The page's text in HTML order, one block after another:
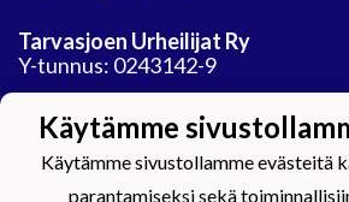
Tarvasjoen Urheilijat Ry
Y-tunnus: 0243142-9
Jäähalli
Auranmaan tekojaarata Oy
Areenatie 30
21450 Tarvasjoki
Käytämme
Käytämme sivustollamme evästeitä
parantamiseksi sekä